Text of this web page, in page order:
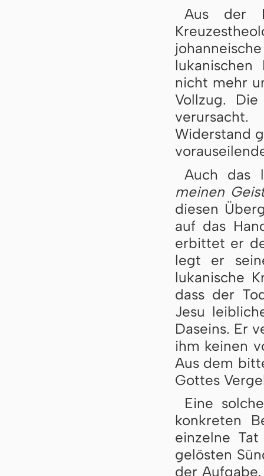
Aus der
nicht mehr
Vollzug.
Widerstand
Auch das
meinen
diesen
auf das
erbittet er
legt er
lukanische
dass der
Jesu
Daseins. Er
ihm keinen
Aus dem
Gottes
Eine
konkreten
einzelne
gelösten
der